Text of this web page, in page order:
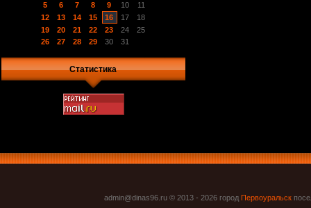
5
6 7 8 9 10
11
12
13 14 15 16 17
18
19
20 21 22 23 24
25
26
27 28 29 30 31
Статистика
admin@dinas96.ru © 2013 - 2026 город Первоуральск